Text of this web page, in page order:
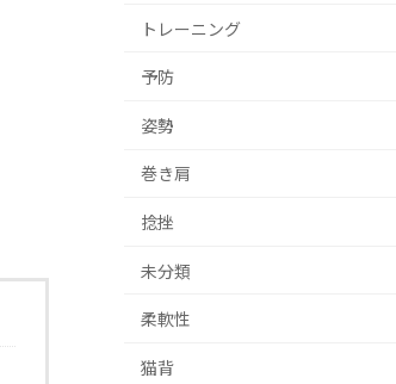
トレーニング
予防
姿勢
巻き肩
捻挫
未分類
柔軟性
猫背